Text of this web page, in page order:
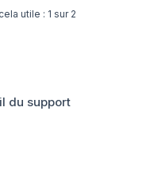
utile : 1 sur 2
du support